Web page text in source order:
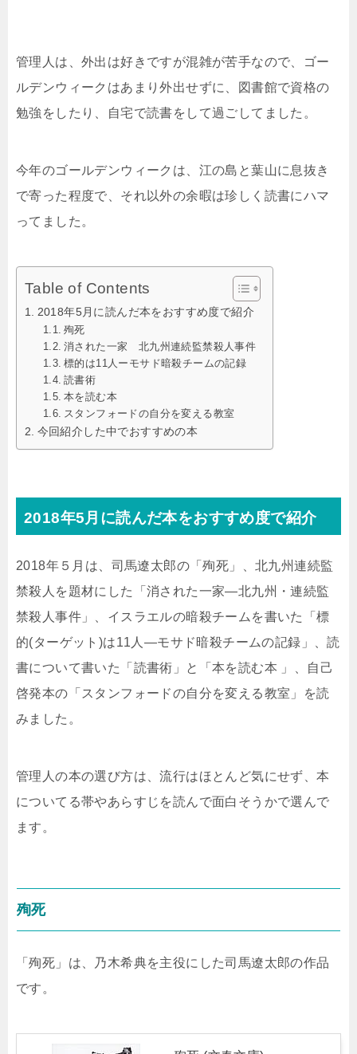
管理人は、外出は好きですが混雑が苦手なので、ゴー
ルデンウィークはあまり外出せずに、図書館で資格の
勉強をしたり、自宅で読書をして過ごしてました。
今年のゴールデンウィークは、江の島と葉山に息抜き
で寄った程度で、それ以外の余暇は珍しく読書にハマ
ってました。
Table of Contents
2018年5月に読んだ本をおすすめ度で紹介
殉死
消された一家 北九州連続監禁殺人事件
標的は11人ーモサド暗殺チームの記録
読書術
本を読む本
スタンフォードの自分を変える教室
今回紹介した中でおすすめの本
2018年5月に読んだ本をおすすめ度で紹介
2018年５月は、司馬遼太郎の「殉死」、北九州連続監
禁殺人を題材にした「消された一家―北九州・連続監
禁殺人事件」、イスラエルの暗殺チームを書いた「標
的(ターゲット)は11人―モサド暗殺チームの記録」、読
書について書いた「読書術」と「本を読む本 」、自己
啓発本の「スタンフォードの自分を変える教室」を読
みました。
管理人の本の選び方は、流行はほとんど気にせず、本
についてる帯やあらすじを読んで面白そうかで選んで
ます。
殉死
「殉死」は、乃木希典を主役にした司馬遼太郎の作品
です。